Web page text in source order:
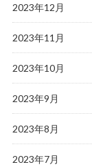
2023年12月
2023年11月
2023年10月
2023年9月
2023年8月
2023年7月